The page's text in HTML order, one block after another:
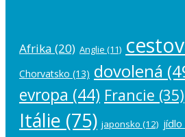
Afrika (20) Anglie (11)
Chorvatsko (13) dovolená
evropa (44) Francie (35)
Itálie (75) japonsko (12) jídlo